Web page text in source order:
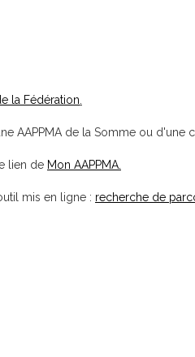
la Fédération
AAPPMA de la Somme ou d'une
lien de Mon AAPPMA.
mis en ligne : recherche de